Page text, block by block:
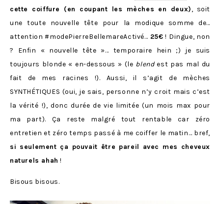
cette coiffure (en coupant les mèches en deux), soit
une toute nouvelle tête pour la modique somme de…
attention #modePierreBellemareActivé… 25€ ! Dingue, non
? Enfin « nouvelle tête »… temporaire hein ;) je suis
toujours blonde « en-dessous » (le blendest pas mal du
fait de mes racines !). Aussi, il s’agit de mèches
SYNTHÉTIQUES (oui, je sais, personne n’y croit mais c’est
la vérité !), donc durée de vie limitée (un mois max pour
ma part). Ça reste malgré tout rentable car zéro
entretien et zéro temps passé à me coiffer le matin… bref,
si seulement ça pouvait être pareil avec mes cheveux
naturels ahah !
Bisous bisous.